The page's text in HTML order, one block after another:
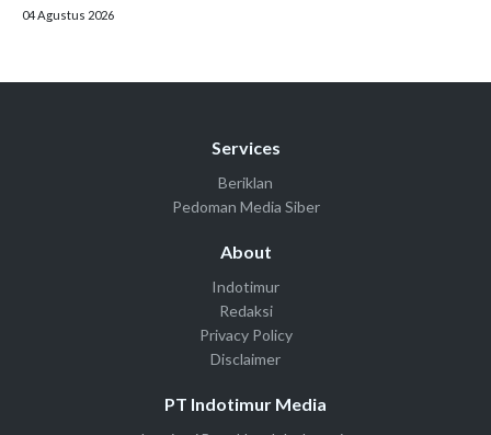
04 Agustus 2026
Services
Beriklan
Pedoman Media Siber
About
Indotimur
Redaksi
Privacy Policy
Disclaimer
PT Indotimur Media